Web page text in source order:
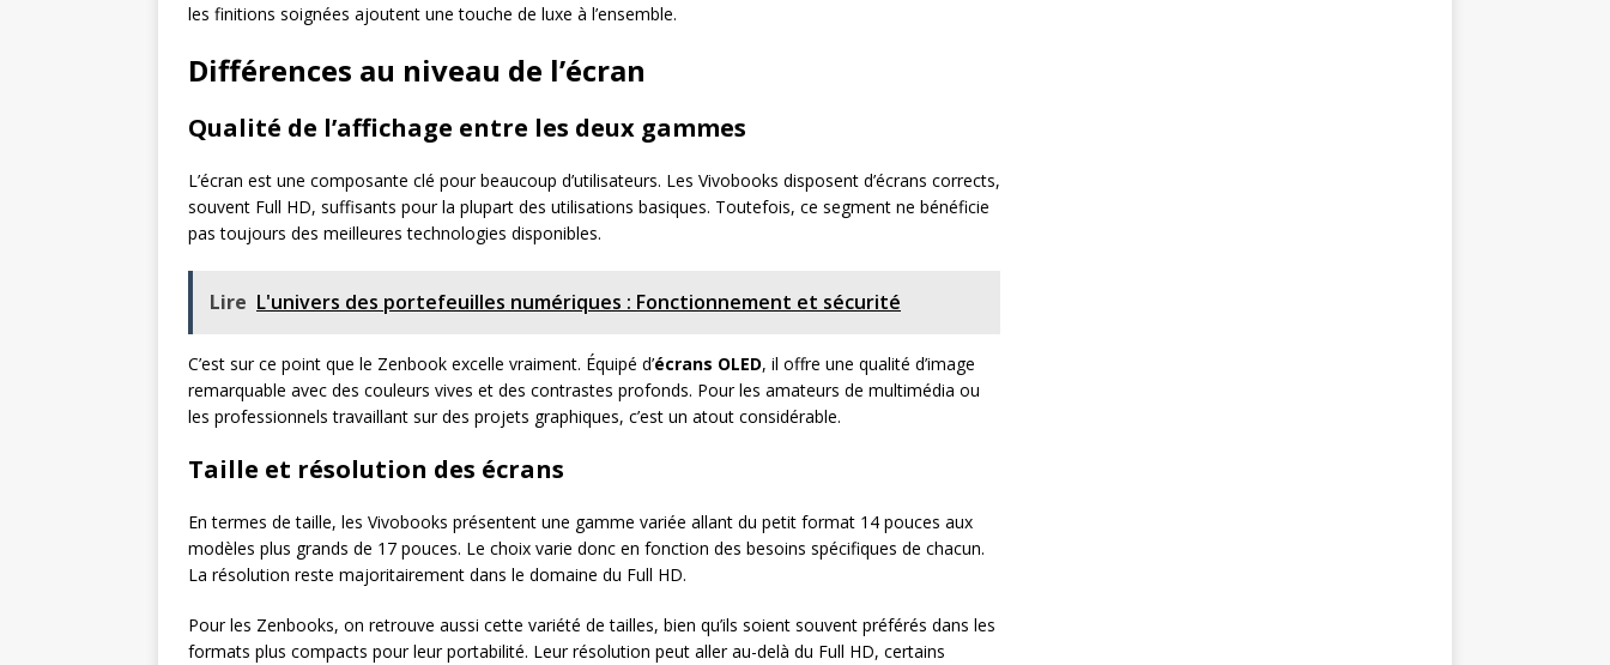
les finitions soignées ajoutent une touche de luxe à l’ensemble.
Différences au niveau de l’écran
Qualité de l’affichage entre les deux gammes
L’écran est une composante clé pour beaucoup d’utilisateurs. Les Vivobooks disposent d’écrans corrects,
souvent Full HD, suffisants pour la plupart des utilisations basiques. Toutefois, ce segment ne bénéficie
pas toujours des meilleures technologies disponibles.
Lire L'univers des portefeuilles numériques : Fonctionnement et sécurité
C’est sur ce point que le Zenbook excelle vraiment. Équipé d’écrans OLED, il offre une qualité d’image
remarquable avec des couleurs vives et des contrastes profonds. Pour les amateurs de multimédia ou
les professionnels travaillant sur des projets graphiques, c’est un atout considérable.
Taille et résolution des écrans
En termes de taille, les Vivobooks présentent une gamme variée allant du petit format 14 pouces aux
modèles plus grands de 17 pouces. Le choix varie donc en fonction des besoins spécifiques de chacun.
La résolution reste majoritairement dans le domaine du Full HD.
Pour les Zenbooks, on retrouve aussi cette variété de tailles, bien qu’ils soient souvent préférés dans les
formats plus compacts pour leur portabilité. Leur résolution peut aller au-delà du Full HD, certains